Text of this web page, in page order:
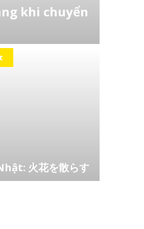
khi chuyển
chuyển việc - đã thực
là 556 nam và nữ
thấy căng thẳng khi thay
火花を散らす